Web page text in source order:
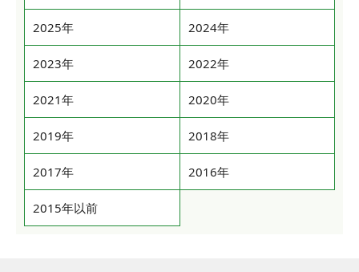
2025年 2024年
2023年 2022年
2021年 2020年
2019年 2018年
2017年 2016年
2015年以前